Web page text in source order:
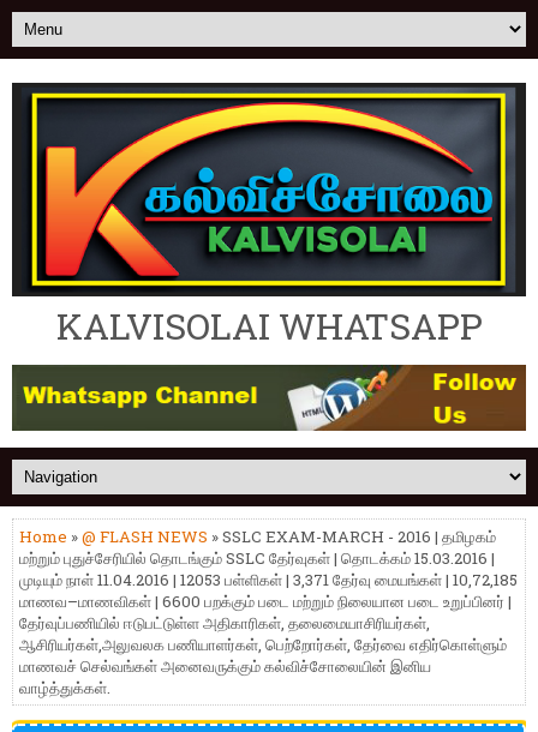
KALVISOLAI WHATSAPP
Home »@ FLASH NEWS » SSLC EXAM-MARCH - 2016 | தமிழகம்
மற்றும் புதுச்சேரியில் தொடங்கும் SSLC தேர்வுகள் | தொடக்கம் 15.03.2016 |
முடியும் நாள் 11.04.2016 | 12053 பள்ளிகள் | 3,371 தேர்வு மையங்கள் | 10,72,185
மாணவ–மாணவிகள் | 6600 பறக்கும் படை மற்றும் நிலையான படை உறுப்பினர் |
தேர்வுப்பணியில் ஈடுபட்டுள்ள அதிகாரிகள், தலைமையாசிரியர்கள்,
ஆசிரியர்கள்,அலுவலக பணியாளர்கள், பெற்றோர்கள், தேர்வை எதிர்கொள்ளும்
மாணவச் செல்வங்கள் அனைவருக்கும் கல்விச்சோலையின் இனிய
வாழ்த்துக்கள்.